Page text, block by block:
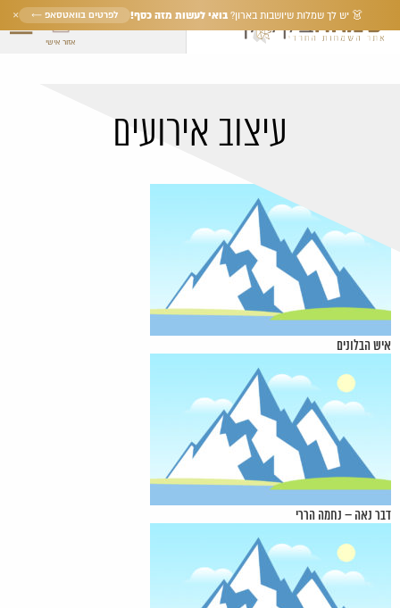
אזור אישי
👗 יש לך שמלות שיושבות בארון? בואי לעשות מזה כסף! לפרטים בוואטסאפ ← ×
עיצוב אירועים
איש הבלונים
דבר נאה – נחמה הררי